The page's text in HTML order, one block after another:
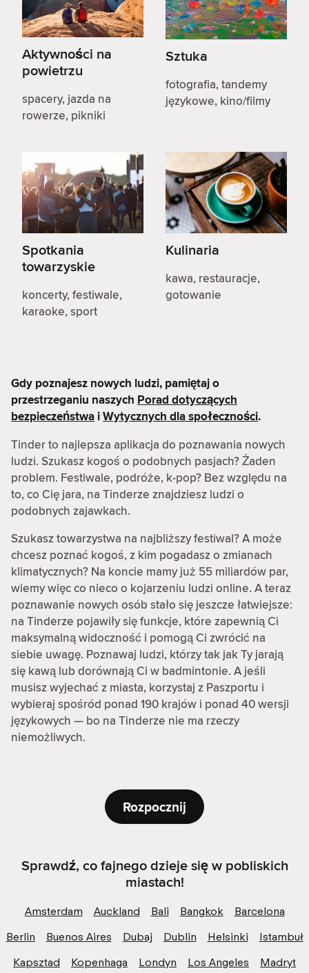
Aktywności na
powietrzu
spacery, jazda na
rowerze, pikniki
Sztuka
fotografia, tandemy
językowe, kino/filmy
Spotkania
towarzyskie
koncerty, festiwale,
karaoke, sport
Kulinaria
kawa, restauracje,
gotowanie
Gdy poznajesz nowych ludzi, pamiętaj o
przestrzeganiu naszych Porad dotyczących
bezpieczeństwa iWytycznych dla społeczności.
Tinder to najlepsza aplikacja do poznawania nowych
ludzi. Szukasz kogoś o podobnych pasjach? Żaden
problem. Festiwale, podróże, k-pop? Bez względu na
to, co Cię jara, na Tinderze znajdziesz ludzi o
podobnych zajawkach.
Szukasz towarzystwa na najbliższy festiwal? A może
chcesz poznać kogoś, z kim pogadasz o zmianach
klimatycznych? Na koncie mamy już 55 miliardów par,
wiemy więc co nieco o kojarzeniu ludzi online. A teraz
poznawanie nowych osób stało się jeszcze łatwiejsze:
na Tinderze pojawiły się funkcje, które zapewnią Ci
maksymalną widoczność i pomogą Ci zwrócić na
siebie uwagę. Poznawaj ludzi, którzy tak jak Ty jarają
się kawą lub dorównają Ci w badmintonie. A jeśli
musisz wyjechać z miasta, korzystaj z Paszportu i
wybieraj spośród ponad 190 krajów i ponad 40 wersji
językowych — bo na Tinderze nie ma rzeczy
niemożliwych.
Rozpocznij
Sprawdź, co fajnego dzieje się w pobliskich
miastach!
Amsterdam Auckland Bali Bangkok
Barcelona
Berlin
Buenos Aires Dubaj Dublin Helsinki
Istambuł
Kapsztad
Kopenhaga Londyn Los Angeles
Madryt